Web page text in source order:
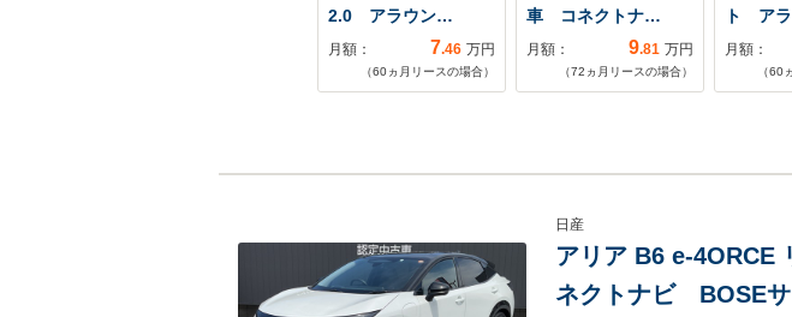
2.0 アラウン…
月額： 7.46 万円
（60ヵ月リースの場合）
車 コネクトナ…
月額： 9.81 万円
（72 ヵ月リースの場合）
ト ア
月額：
（60
日産
アリア B6 e-
ネクトナビ BOSE